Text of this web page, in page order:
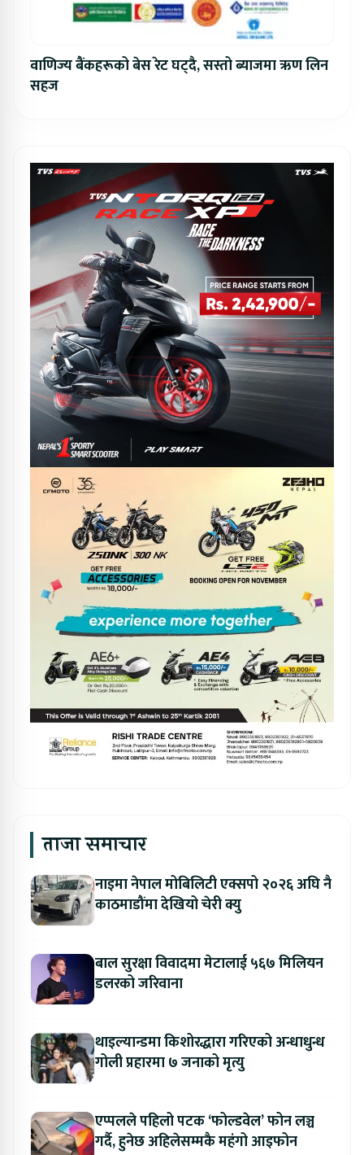
वाणिज्य बैंकहरूको बेस रेट घट्दै, सस्तो ब्याजमा ऋण लिन
सहज
ताजा समाचार
नाइमा नेपाल मोबिलिटी एक्सपो २०२६ अघि नै
काठमाडौंमा देखियो चेरी क्यु
बाल सुरक्षा विवादमा मेटालाई ५६७ मिलियन
डलरको जरिवाना
थाइल्यान्डमा किशोरद्धारा गरिएको अन्धाधुन्ध
गोली प्रहारमा ७ जनाको मृत्यु
एप्पलले पहिलो पटक ‘फोल्डवेल’ फोन लञ्च
गर्दै, हुनेछ अहिलेसम्मकै महंगो आइफोन